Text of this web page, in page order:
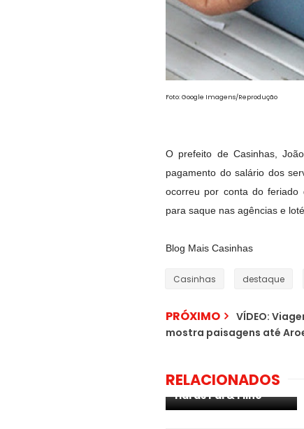
Foto: Google Imagens/Reprodução
O prefeito de Casinhas,
pagamento do salário dos
ocorreu por conta do feriado
para saque nas agências e
Blog Mais Casinhas
Casinhas destaque
PRÓXIMO
VÍDEO:
mostra paisagens até
RELACIONADOS
O cantor Edyli Silva
parque Parque
Haras Pai & Filho